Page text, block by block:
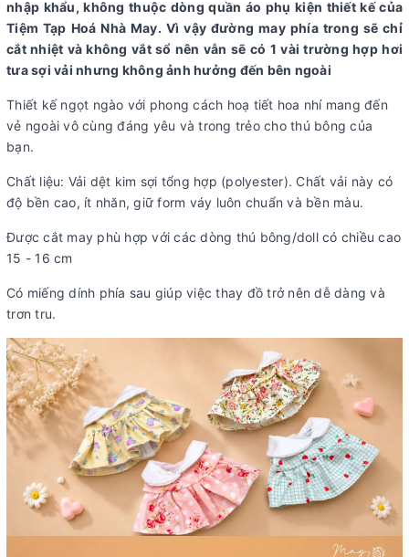
nhập khẩu, không thuộc dòng quần áo phụ kiện thiết kế của
Tiệm Tạp Hoá Nhà May. Vì vậy đường may phía trong sẽ chỉ
cắt nhiệt và không vắt sổ nên vẫn sẽ có 1 vài trường hợp hơi
tưa sợi vải nhưng không ảnh hưởng đến bên ngoài
Thiết kế ngọt ngào với phong cách hoạ tiết hoa nhí mang đến
vẻ ngoài vô cùng đáng yêu và trong trẻo cho thú bông của
bạn.
Chất liệu: Vải dệt kim sợi tổng hợp (polyester). Chất vải này có
độ bền cao, ít nhăn, giữ form váy luôn chuẩn và bền màu.
Được cắt may phù hợp với các dòng thú bông/doll có chiều cao
15 - 16 cm
Có miếng dính phía sau giúp việc thay đồ trở nên dễ dàng và
trơn tru.